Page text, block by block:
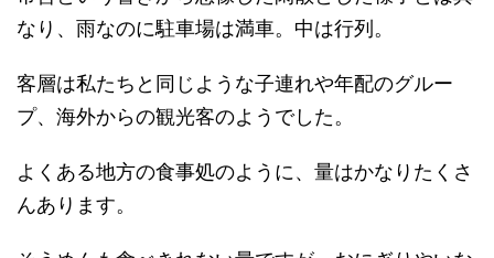
なり、雨なのに駐車場は満車。中は行列。
客層は私たちと同じような子連れや年配のグルー
プ、海外からの観光客のようでした。
よくある地方の食事処のように、量はかなりたくさ
んあります。